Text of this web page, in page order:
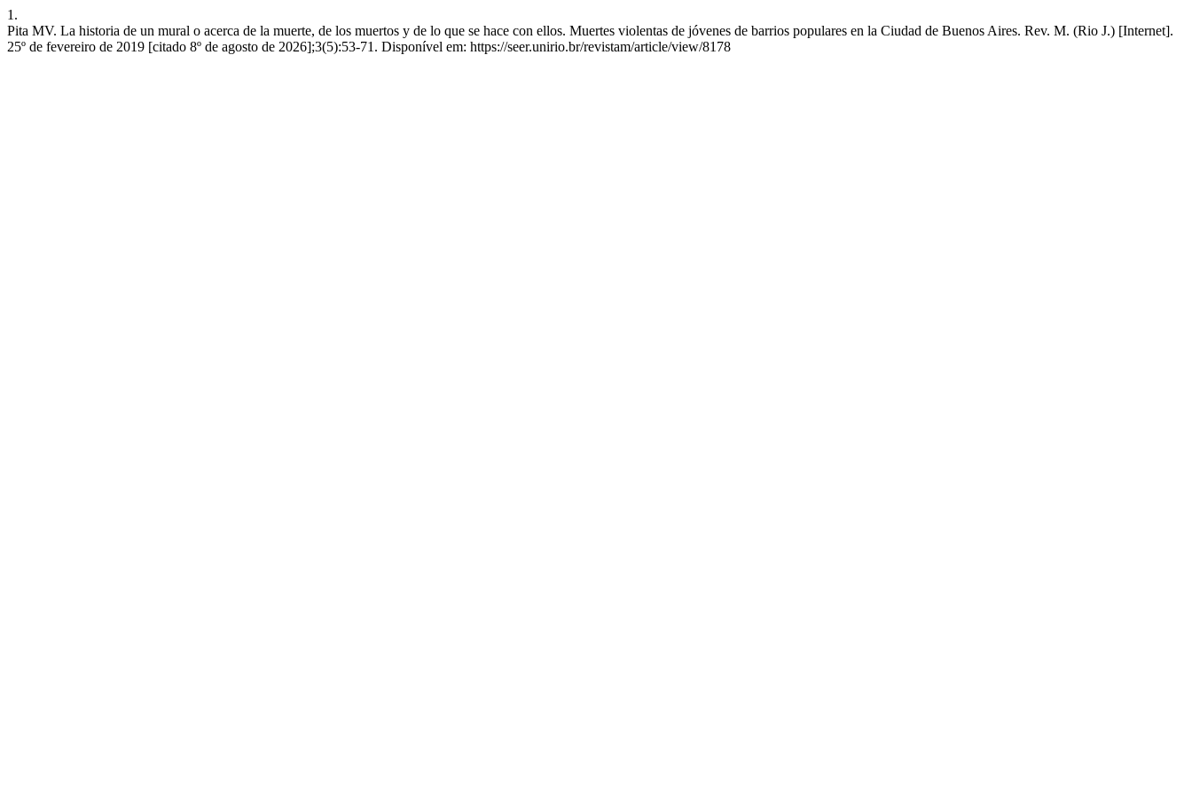
1.
Pita MV. La historia de un mural o acerca de la muerte, de los muertos y de lo que se hace con ellos. Muertes violentas de jóvenes de barrios populares en la Ciudad de Buenos Aires. Rev. M. (Rio J.) [Internet].
25º de fevereiro de 2019 [citado 8º de agosto de 2026];3(5):53-71. Disponível em: https://seer.unirio.br/revistam/article/view/8178